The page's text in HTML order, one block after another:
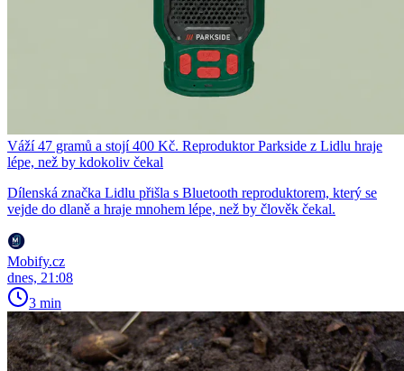
Váží 47 gramů a stojí 400 Kč. Reproduktor Parkside z Lidlu hraje
lépe, než by kdokoliv čekal
Dílenská značka Lidlu přišla s Bluetooth reproduktorem, který se
vejde do dlaně a hraje mnohem lépe, než by člověk čekal.
Mobify.cz
dnes, 21:08
3 min